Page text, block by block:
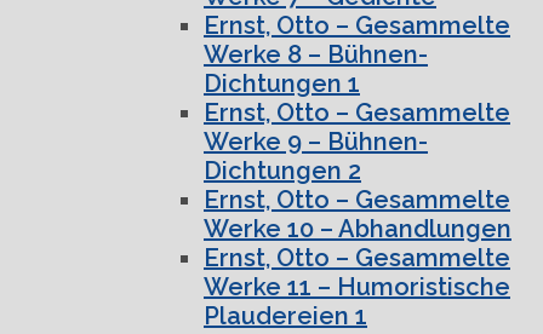
Ernst, Otto – Gesammelte
Werke 8 – Bühnen-
Dichtungen 1
Ernst, Otto – Gesammelte
Werke 9 – Bühnen-
Dichtungen 2
Ernst, Otto – Gesammelte
Werke 10 – Abhandlungen
Ernst, Otto – Gesammelte
Werke 11 – Humoristische
Plaudereien 1